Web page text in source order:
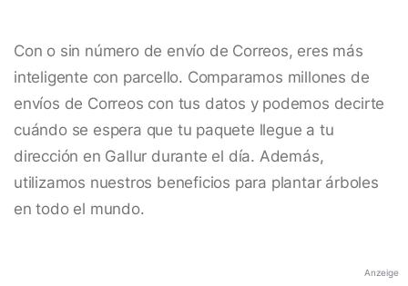
Con o sin número de envío de Correos, eres más
inteligente con parcello. Comparamos millones de
envíos de Correos con tus datos y podemos decirte
cuándo se espera que tu paquete llegue a tu
dirección en Gallur durante el día. Además,
utilizamos nuestros beneficios para plantar árboles
en todo el mundo.
Anzeige